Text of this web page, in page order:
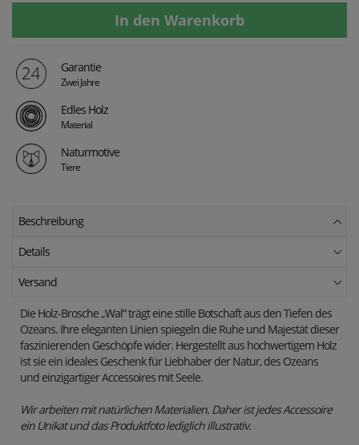
Garantie
Zwei Jahre
Edles Holz
Material
Naturmotive
Tiere
Beschreibung
Details
Versand
Die Holz-Brosche „Wal“ trägt eine stille Botschaft aus den Tiefen des
Ozeans. Ihre eleganten Linien spiegeln die Ruhe und Majestät dieser
faszinierenden Geschöpfe wider. Hergestellt aus hochwertigem Holz
ist sie ein ideales Geschenk für Liebhaber der Natur, des Ozeans
und einzigartiger Accessoires mit Seele.
Wir arbeiten mit natürlichen Materialien. Daher ist jedes Accessoire
ein Unikat und das Produktfoto lediglich illustrativ.